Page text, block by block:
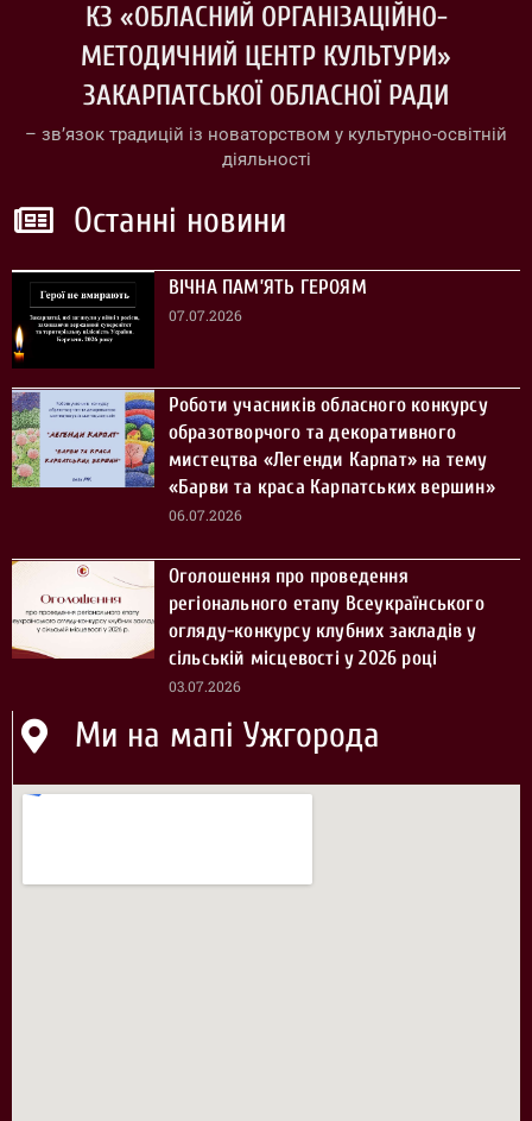
КЗ «ОБЛАСНИЙ ОРГАНІЗАЦІЙНО-
МЕТОДИЧНИЙ ЦЕНТР КУЛЬТУРИ»
ЗАКАРПАТСЬКОЇ ОБЛАСНОЇ РАДИ
– зв’язок традицій із новаторством у культурно-освітній
діяльності
Останні новини
ВІЧНА ПАМ’ЯТЬ ГЕРОЯМ
07.07.2026
Роботи учасників обласного конкурсу
образотворчого та декоративного
мистецтва «Легенди Карпат» на тему
«Барви та краса Карпатських вершин»
06.07.2026
Оголошення про проведення
регіонального етапу Всеукраїнського
огляду-конкурсу клубних закладів у
сільській місцевості у 2026 році
03.07.2026
Ми на мапі Ужгорода